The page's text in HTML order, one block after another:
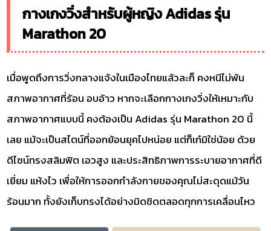
กางเกงวิ่งสำหรับผู้หญิง Adidas รุ่น
Marathon 20
เมื่อพูดถึงการวิ่งกลางแจ้งในเมืองไทยแล้วละก็ คงหนีไม่พ้น
สภาพอากาศที่ร้อน อบอ้าว หากจะเลือกกางเกงวิ่งให้เหมาะกับ
สภาพอากาศแบบนี้ คงต้องเป็น Adidas รุ่น Marathon 20 นี้
เลย แม้จะเป็นสไตน์ที่ออกย้อนยุคไปหน่อย แต่ก็เก๋มิใช่น้อย ด้วย
ดีไซน์ทรงสลิมฟิต เอวสูง และประสิทธิภาพการระบายอากาศที่ดี
เยี่ยม แห้งไว เพื่อให้การออกกำลังกายของคุณไม่สะดุดแม้วัน
ร้อนมาก ทั้งยังเก็บทรงได้อย่างมิดชิดตลอดทุกการเคลื่อนไหว